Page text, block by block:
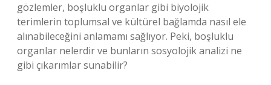
gözlemler, boşluklu organlar gibi biyolojik
terimlerin toplumsal ve kültürel bağlamda nasıl ele
alınabileceğini anlamamı sağlıyor. Peki, boşluklu
organlar nelerdir ve bunların sosyolojik analizi ne
gibi çıkarımlar sunabilir?